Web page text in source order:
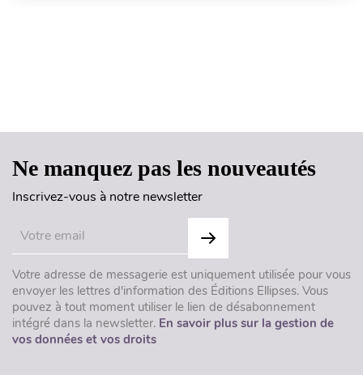
Ne manquez pas les nouveautés
Inscrivez-vous à notre newsletter
Votre adresse de messagerie est uniquement utilisée pour vous
envoyer les lettres d'information des Éditions Ellipses. Vous
pouvez à tout moment utiliser le lien de désabonnement
intégré dans la newsletter. En savoir plus sur la gestion de
vos données et vos droits